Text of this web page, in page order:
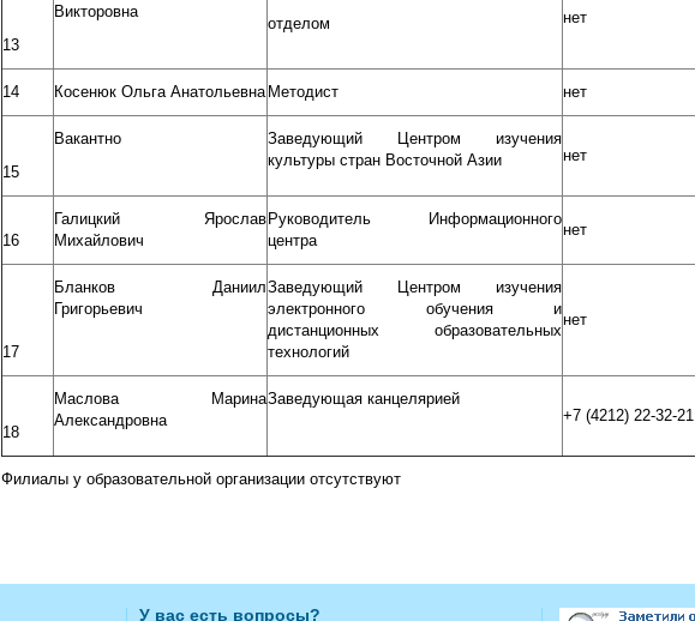
13
Викторовна
отделом
нет
14 Косенюк Ольга Анатольевна Методист нет
15
Вакантно
Заведующий Центром изучения
культуры стран Восточной Азии
нет
16
Галицкий Ярослав
Михайлович
Руководитель Информационного
центра
нет
17
Бланков Даниил
Григорьевич
Заведующий Центром изучения
электронного обучения и
дистанционных образовательных
технологий
нет
18
Маслова Марина
Александровна
Заведующая канцелярией
+7 (4212) 22-32-21
Филиалы у образовательной организации отсутствуют
У вас есть вопросы?